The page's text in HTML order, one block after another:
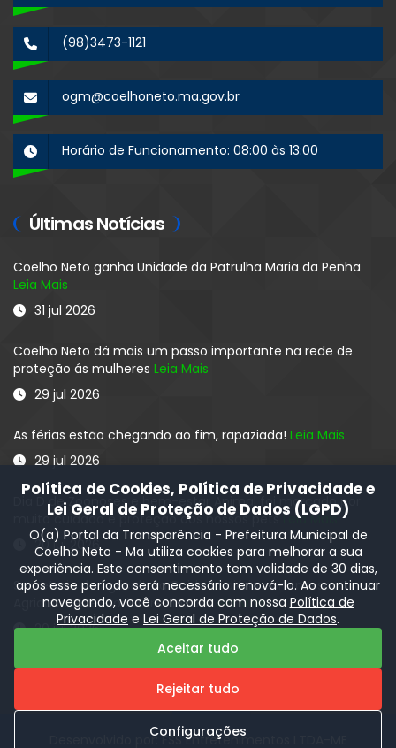
(98)3473-1121
ogm@coelhoneto.ma.gov.br
Horário de Funcionamento: 08:00 às 13:00
Últimas Notícias
Coelho Neto ganha Unidade da Patrulha Maria da Penha
Leia Mais
31 jul 2026
Coelho Neto dá mais um passo importante na rede de
proteção ás mulheres Leia Mais
29 jul 2026
As férias estão chegando ao fim, rapaziada! Leia Mais
29 jul 2026
Dia D de Zoonoses e bem-estar Animal foi marcado por
muito cuidado e proteção aos nossos petsLeia Mais
20 jul 2026
Secretaria de Agricultura:Cuidado diário com nossos
Agricultores e Produtores locaisLeia Mais
20 jul 2026
Desenvolvido por: FSS Entretenimentos LTDA-ME
Política de Cookies, Política de Privacidade e
Lei Geral de Proteção de Dados (LGPD)
O(a) Portal da Transparência - Prefeitura Municipal de
Coelho Neto - Ma utiliza cookies para melhorar a sua
experiência. Este consentimento tem validade de 30 dias,
após esse período será necessário renová-lo. Ao continuar
navegando, você concorda com nossa Política de
Privacidade e Lei Geral de Proteção de Dados.
Aceitar tudo
Rejeitar tudo
Configurações